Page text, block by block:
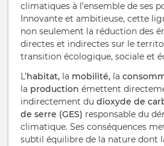
climatiques à l’ensemble de ses
Innovante et ambitieuse, cette
non seulement la réduction des
directes et indirectes sur le
transition écologique, sociale et
L’habitat, la mobilité, la
la production émettent
indirectement du dioxyde de
de serre (GES) responsable du
climatique. Ses conséquences
subtil équilibre de la nature dont